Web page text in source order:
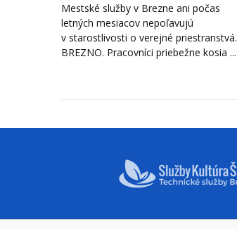
Mestské služby v Brezne ani počas
letných mesiacov nepoľavujú
v starostlivosti o verejné priestranstvá.
BREZNO. Pracovníci priebežne kosia ...